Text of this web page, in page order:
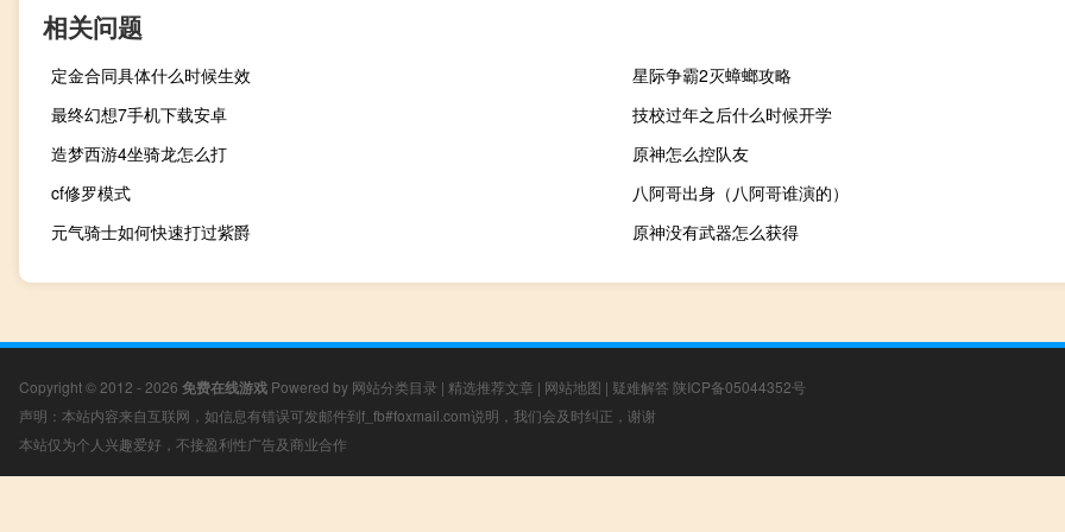
相关问题
定金合同具体什么时候生效
星际争霸2灭蟑螂攻略
最终幻想7手机下载安卓
技校过年之后什么时候开学
造梦西游4坐骑龙怎么打
原神怎么控队友
cf修罗模式
八阿哥出身（八阿哥谁演的）
元气骑士如何快速打过紫爵
原神没有武器怎么获得
Copyright © 2012 - 2026 免费在线游戏 Powered by 网站分类目录 | 精选推荐文章 | 网站地图 | 疑难解答 陕ICP备05044352号
声明：本站内容来自互联网，如信息有错误可发邮件到f_fb#foxmail.com说明，我们会及时纠正，谢谢
本站仅为个人兴趣爱好，不接盈利性广告及商业合作